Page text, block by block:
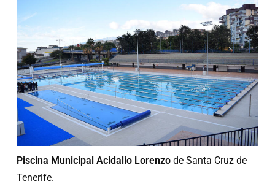
Piscina Municipal Acidalio Lorenzo de Santa Cruz de
Tenerife.